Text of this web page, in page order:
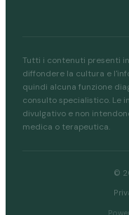
Tutti i contenuti presenti
diffondere la cultura e
quindi alcuna funzione
consulto specialistico. Le
divulgativo e non
medica o terapeutica.
©